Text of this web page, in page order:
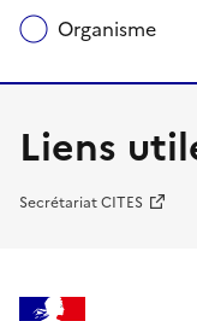
Organisme
Liens
Secrétariat CITES